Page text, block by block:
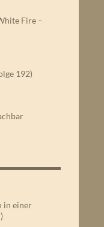
Fire –
192)
in einer